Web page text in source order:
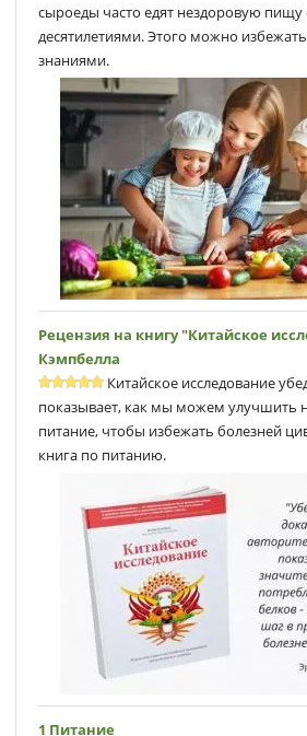
сыроеды часто едят нездоровую пищу
десятилетиями. Этого можно
знаниями.
Рецензия на книгу "Китайское
Кэмпбеллa
Китайское исследование
показывает, как мы можем улучшить
питание, чтобы избежать болезней
книга по питанию.
1 Питание